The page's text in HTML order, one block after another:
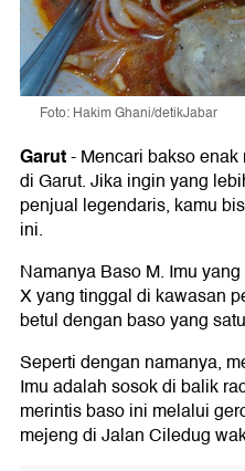
Foto: Hakim Ghani/detikJabar
Garut-Mencari bakso
di Garut. Jika ingin yang
penjual legendaris, kamu
ini.
Namanya Baso M. Imu
X yang tinggal di kawasan
betul dengan baso yang
Seperti dengan namanya,
Imu adalah sosok di balik
merintis baso ini melalui
mejeng di Jalan Ciledug